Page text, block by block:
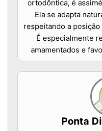
ortodôntica, é
Ela se adapta
respeitando a
É especialmente
amamentados e
Ponta